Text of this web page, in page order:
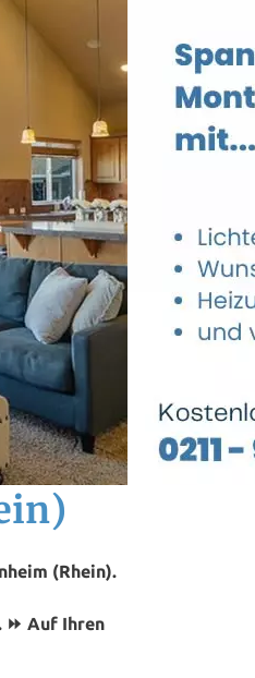
(Rhein).
Auf Ihren